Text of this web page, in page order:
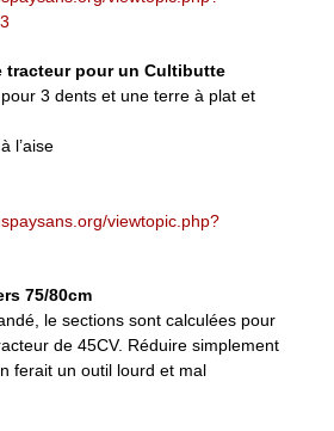
tracteur pour un Cultibutte
3 dents et une terre à plat et
l’aise
viewtopic.php?
75/80cm
le sections sont calculées pour
de 45CV. Réduire simplement
ferait un outil lourd et mal